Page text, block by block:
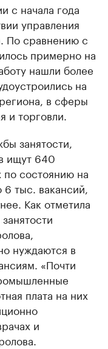
с начала года
управления
По сравнению с
примерно на
нашли более
на
в сферы
и торговли.
занятости,
ищут 640
по состоянию на
тыс. вакансий,
Как отметила
нуждаются в
«Почти
плата на них
и